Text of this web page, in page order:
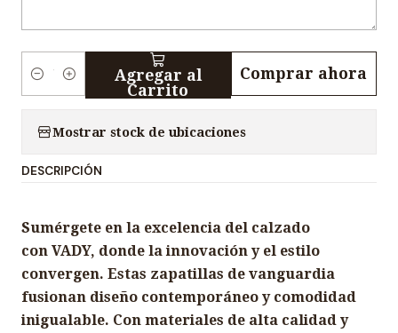
i
a
d
Agregar al
Carrito
Comprar ahora
Mostrar stock de ubicaciones
DESCRIPCIÓN
Sumérgete en la excelencia del calzado
con VADY, donde la innovación y el estilo
convergen. Estas zapatillas de vanguardia
fusionan diseño contemporáneo y comodidad
inigualable. Con materiales de alta calidad y